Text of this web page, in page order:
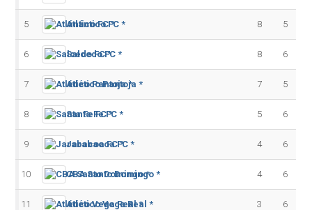
5 Atlántico FC * 8 5
6 Salcedo FC * 8 6
7 Atlético Pantoja * 7 5
8 Santa Fe FC * 5 6
9 Jarabacoa FC * 4 6
10 CBA Santo Domingo * 4 6
11 Atlético Vega Real * 3 6